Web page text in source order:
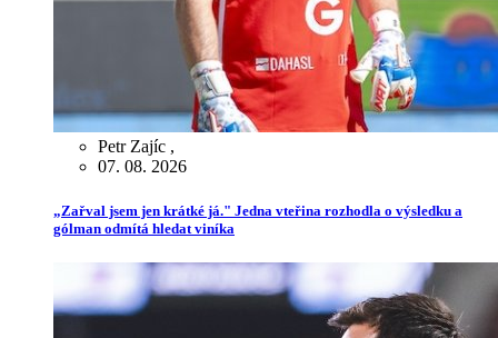
Petr Zajíc ,
07. 08. 2026
„Zařval jsem jen krátké já." Jedna vteřina rozhodla o výsledku a
gólman odmítá hledat viníka